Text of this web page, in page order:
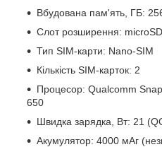
Вбудована пам'ять, ГБ:
Слот розширення: microSD
Тип SIM-карти: Nano-SIM
Кількість SIM-карток: 2
Процесор: Qualcomm
650
Швидка зарядка, Вт: 21
Акумулятор: 4000 мАг